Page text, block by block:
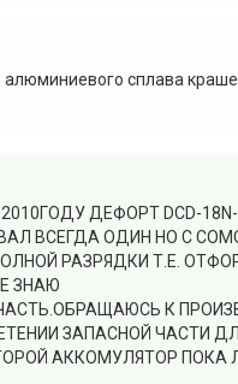
алюминиевого сплава
ДЕФОРТ DCD-
ВСЕГДА ОДИН НО С
РАЗРЯДКИ Т.Е.
ЗНАЮ
К
ЗАПАСНОЙ ЧАСТИ
АККОМУЛЯТОР